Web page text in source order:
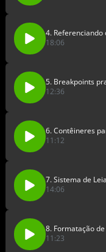
4.
18:06
5. Breakpoints
12:36
6. Contêineres
11:12
7. Sistema de
14:06
8. Formatação
11:23